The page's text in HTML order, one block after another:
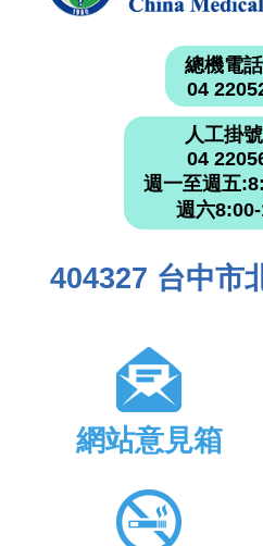
總機電
04
人工掛
04
週一至週五
週六
404327 台中市
網站意見箱